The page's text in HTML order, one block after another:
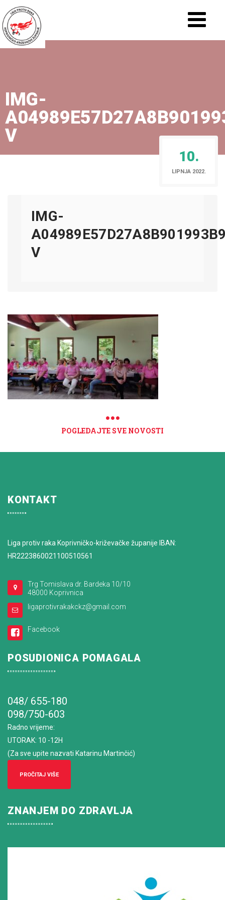
IMG-
V
10.
LIPNJA 2022.
IMG-
V
POGLEDAJTE SVE NOVOSTI
KONTAKT
Liga protiv raka Koprivničko-križevačke županije IBAN:
HR2223860021100510561
Trg Tomislava dr. Bardeka 10/10
48000 Koprivnica
ligaprotivrakakckz@gmail.com
Facebook
POSUDIONICA POMAGALA
048/ 655-180
098/750-603
Radno vrijeme:
UTORAK: 10 -12H
(Za sve upite nazvati Katarinu Martinčić)
PROČITAJ VIŠE
ZNANJEM DO ZDRAVLJA